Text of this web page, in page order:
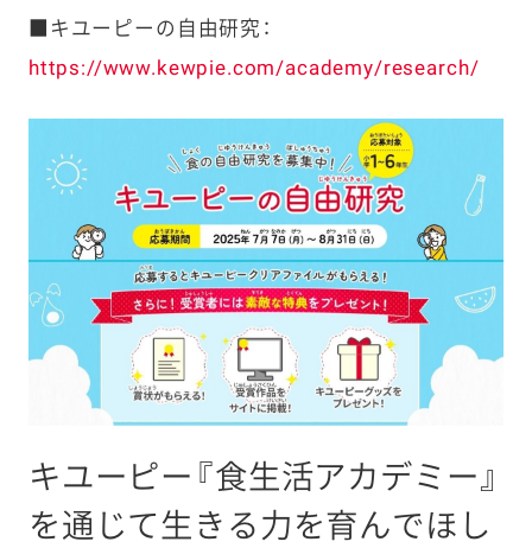
■キユーピーの自由研究：
https://www.kewpie.com/academy/research/
キユーピー『食生活アカデミー』
を通じて生きる力を育んでほし